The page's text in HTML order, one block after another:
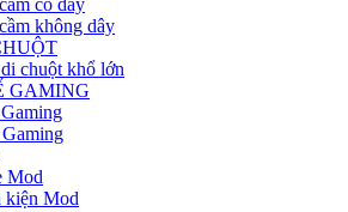
có dây
không dây
chuột khổ lớn
GAMING
Mod
kiện Mod